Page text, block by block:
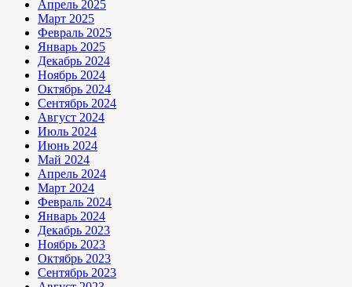
Апрель 2025
Март 2025
Февраль 2025
Январь 2025
Декабрь 2024
Ноябрь 2024
Октябрь 2024
Сентябрь 2024
Август 2024
Июль 2024
Июнь 2024
Май 2024
Апрель 2024
Март 2024
Февраль 2024
Январь 2024
Декабрь 2023
Ноябрь 2023
Октябрь 2023
Сентябрь 2023